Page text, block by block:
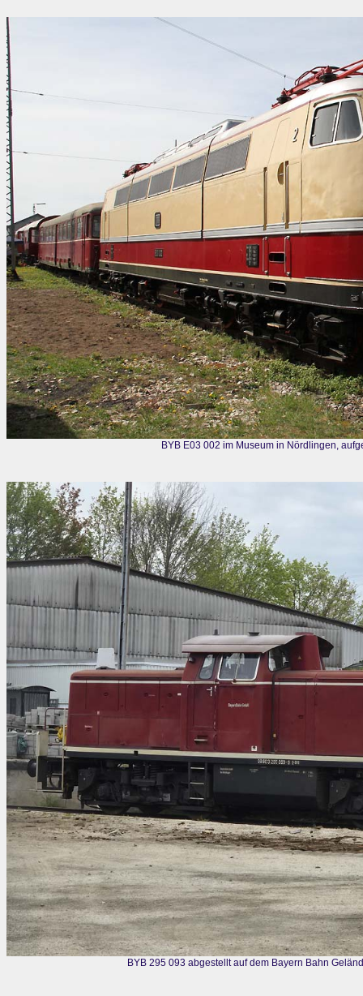
BYB E03 002 im Museum in Nördlingen,
BYB 295 093 abgestellt auf dem Bayern Bahn